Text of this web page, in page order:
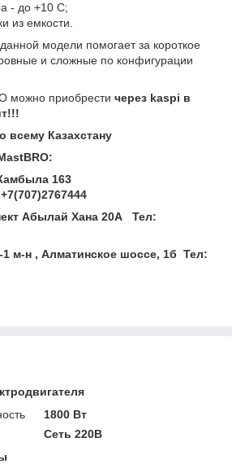
- до +10 С;
из емкости.
модели помогает за короткое
и сложные по конфигурации
можно приобрести через kaspi в
всему Казахстану
163
+7(707)2767444
Абылай Хана 20А
Тел:
1 м-н , Алматинское шоссе, 1б Тел:
1800 Вт
Сеть 220В